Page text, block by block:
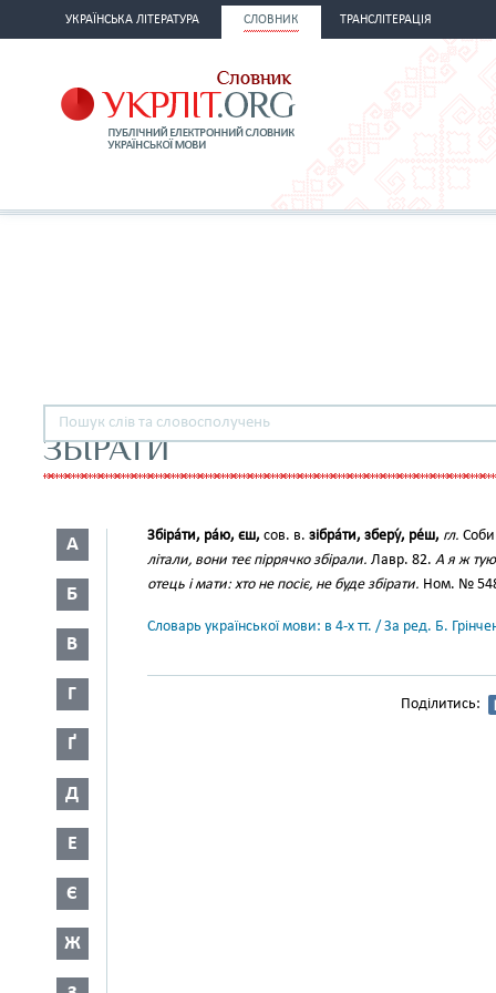
УКРАЇНСЬКА ЛІТЕРАТУРА СЛОВНИК ТРАНСЛІТЕРАЦІЯ
ЗБІРАТИ
А
Б
В
Г
Ґ
Д
Е
Є
Ж
Збіра́ти, ра́ю, єш, сов. в. зібра́ти, зберу́, ре́ш, гл.
літали, вони теє піррячко збірали. Лавр. 82. А я ж тую
отець і мати: хто не посіє, не буде збірати. Ном. №
Словарь української мови: в 4-х тт. / За ред. Б.
Поділитись: